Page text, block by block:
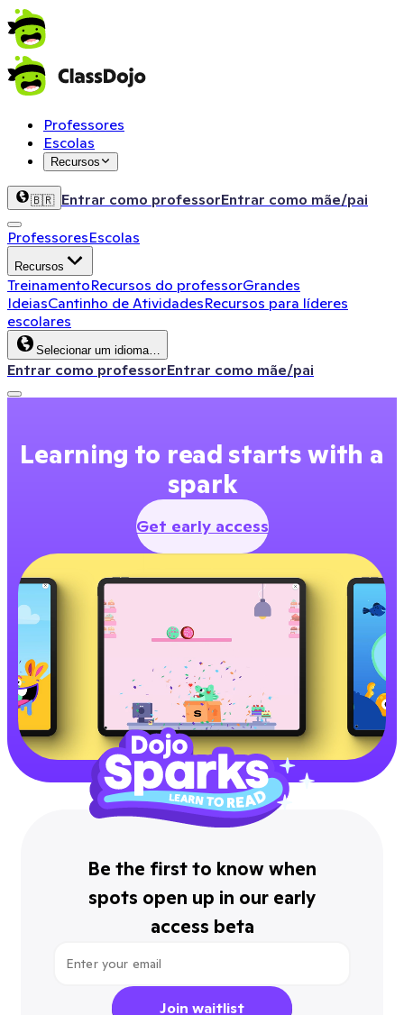
Professores
Escolas
Recursos
🇧🇷 Entrar como professorEntrar como mãe/pai
ProfessoresEscolas
Recursos
TreinamentoRecursos do professorGrandes
IdeiasCantinho de AtividadesRecursos para líderes
escolares
Selecionar um idioma…
Entrar como professorEntrar como mãe/pai
Learning to read starts with a
spark
Get early access
Be the first to know when
spots open up in our early
access beta
Join waitlist